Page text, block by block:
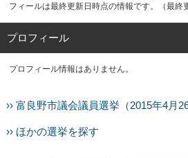
フィールは最終更新日時点の情報です。（最終
プロフィール
プロフィール情報はありません。
›› 富良野市議会議員選挙（2015年4月
›› ほかの選挙を探す